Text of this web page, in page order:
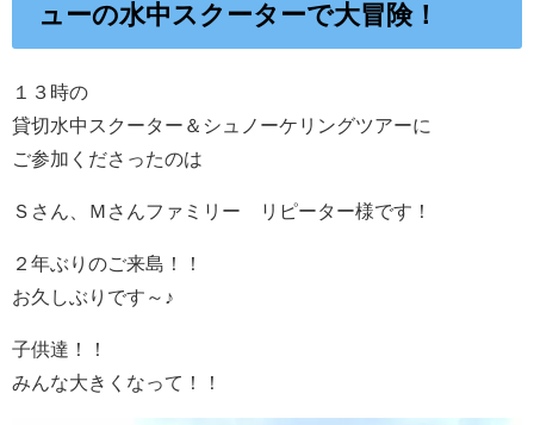
ューの水中スクーターで大冒険！
１３時の
貸切水中スクーター＆シュノーケリングツアーに
ご参加くださったのは
Ｓさん、Ｍさんファミリー リピーター様です！
２年ぶりのご来島！！
お久しぶりです～♪
子供達！！
みんな大きくなって！！